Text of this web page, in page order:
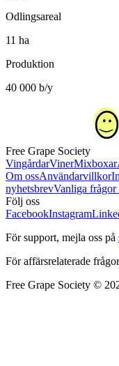
Odlingsareal
11 ha
Produktion
40 000 b/y
Free Grape Society
VingårdarVinerMixboxar
Om ossAnvändarvillkor
nyhetsbrevVanliga frågor
Följ oss
FacebookInstagram
För support, mejla oss på
För affärsrelaterade
Free Grape Society ©